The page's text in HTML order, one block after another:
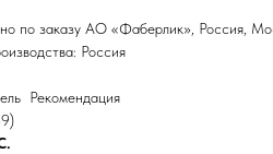
по заказу АО «Фаберлик», Россия,
Россия
Рекомендация